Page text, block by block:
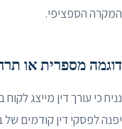
המקרה הספציפי.
דוגמה מספרית או
נניח כי עורך דין מייצג
יפנה לפסקי דין קודמים